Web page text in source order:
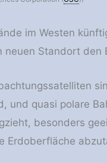
im Westen
neuen Standort den
und quasi polare
besonders
Erdoberfläche